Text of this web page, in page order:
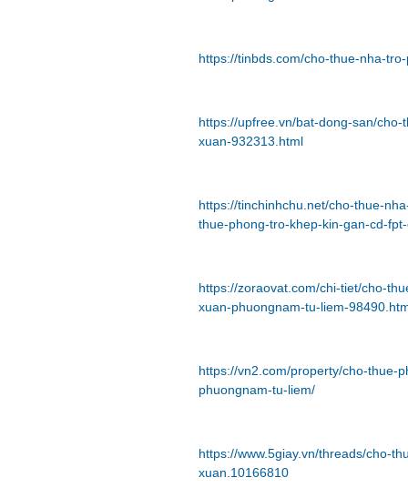
https://tinbds.com/cho-thue-nha-
https://upfree.vn/bat-dong-san/
xuan-932313.html
https://tinchinhchu.net/cho-thue-
thue-phong-tro-khep-kin-gan-cd-
https://zoraovat.com/chi-tiet/cho-
xuan-phuongnam-tu-liem-
https://vn2.com/property/cho-thue-
phuongnam-tu-liem/
https://www.5giay.vn/threads/cho-
xuan.10166810